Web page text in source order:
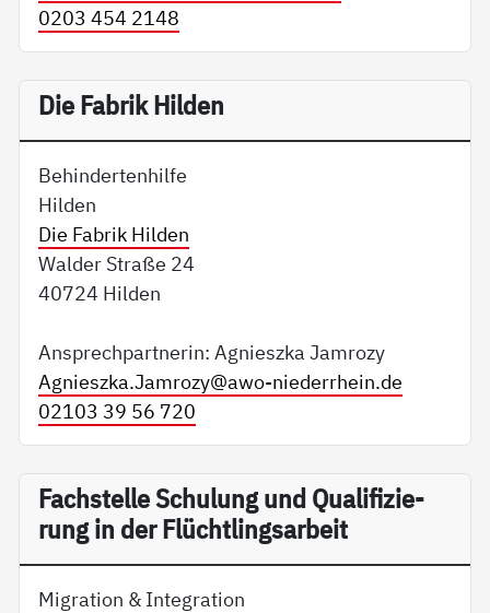
0203 454 2148
Die Fabrik Hilden
Behindertenhilfe
Hilden
Die Fabrik Hilden
Walder Straße 24
40724 Hilden
Ansprechpartnerin: Agnieszka Jamrozy
Agnieszka.Jamrozy@awo-niederrhein.de
02103 39 56 720
Fach­s­tel­le Schu­lung und Qua­li­fi­zie­
rung in der Flücht­lings­ar­beit
Migration & Integration